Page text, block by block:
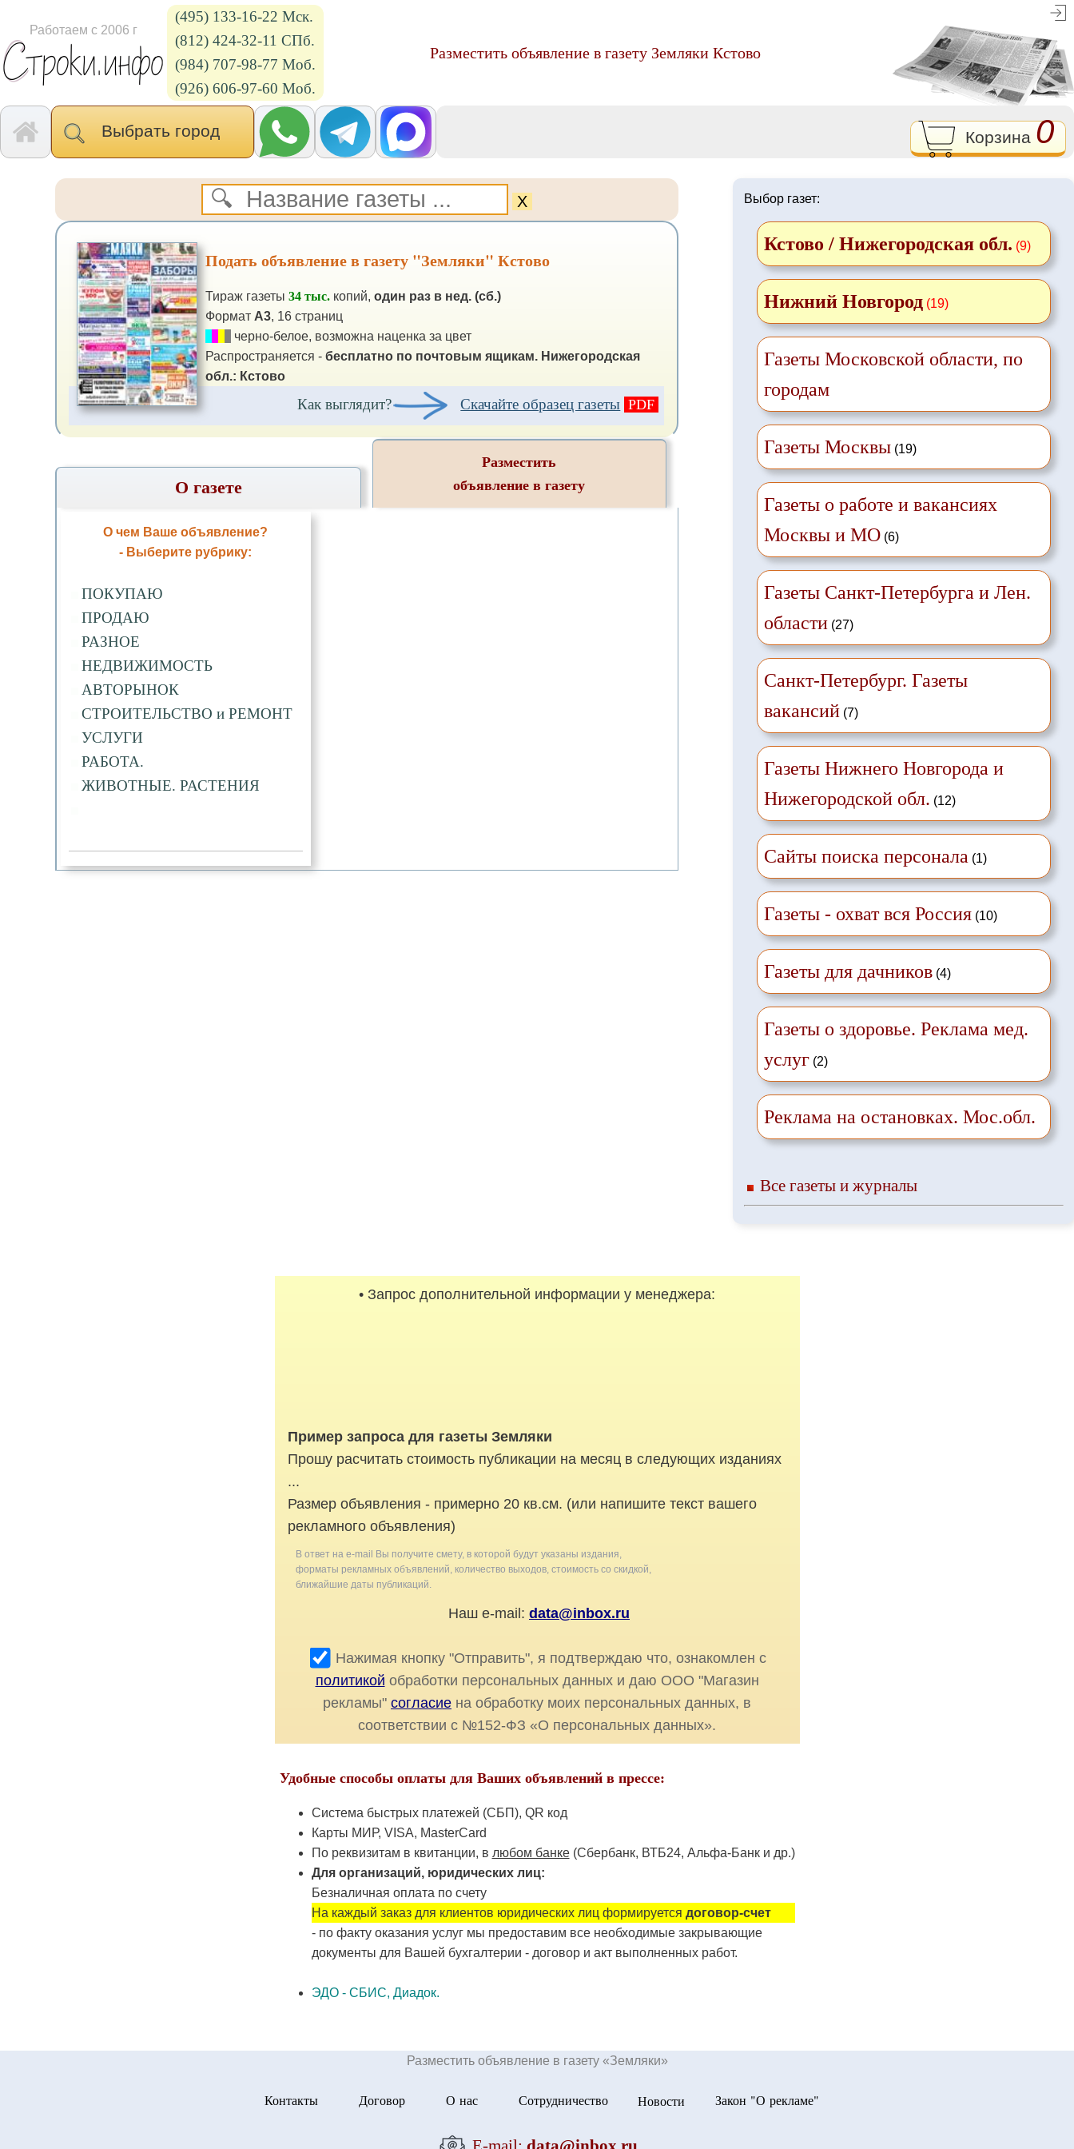
Работаем с 2006 г
(495) 133-16-22 Мск.
(812) 424-32-11 СПб.
(984) 707-98-77 Моб.
(926) 606-97-60 Моб.
Разместить объявление в газету Земляки Кстово
Выбрать город Корзина 0
Х
Подать объявление в газету "Земляки" Кстово
Тираж газеты34 тыс. копий,один раз в нед. (сб.)
Формат А3, 16 страниц
черно-белое, возможна наценка за цвет
Распространяется - бесплатно по почтовым ящикам. Нижегородская
обл.: Кстово
Как выглядит? Скачайте образец газеты PDF
Разместить
объявление в газету
О газете
О чем Ваше объявление?
- Выберите рубрику:
ПОКУПАЮ
ПРОДАЮ
РАЗНОЕ
НЕДВИЖИМОСТЬ
АВТОРЫНОК
СТРОИТЕЛЬСТВО и РЕМОНТ
УСЛУГИ
РАБОТА.
ЖИВОТНЫЕ. РАСТЕНИЯ
Выбор газет:
Кстово / Нижегородская обл. (9)
Нижний Новгород (19)
Газеты Московской области, по
городам
Газеты Москвы(19)
Газеты о работе и вакансиях
Москвы и МО(6)
Газеты Санкт-Петербурга и Лен.
области(27)
Санкт-Петербург. Газеты
вакансий(7)
Газеты Нижнего Новгорода и
Нижегородской обл. (12)
Сайты поиска персонала(1)
Газеты - охват вся Россия(10)
Газеты для дачников(4)
Газеты о здоровье. Реклама мед.
услуг(2)
Реклама на остановках. Мос.обл.
Все газеты и журналы
• Запрос дополнительной информации у менеджера:
Пример запроса для газеты Земляки
Прошу расчитать стоимость публикации на месяц в следующих изданиях
...
Размер объявления - примерно 20 кв.см. (или напишите текст вашего
рекламного объявления)
В ответ на e-mail Вы получите смету, в которой будут указаны издания,
форматы рекламных объявлений, количество выходов, стоимость со скидкой,
ближайшие даты публикаций.
Наш e-mail: data@inbox.ru
Нажимая кнопку "Отправить", я подтверждаю что, ознакомлен с
политикой обработки персональных данных и даю ООО "Магазин
рекламы" согласие на обработку моих персональных данных, в
соответствии с №152-ФЗ «О персональных данных».
Удобные способы оплаты для Ваших объявлений в прессе:
Система быстрых платежей (СБП), QR код
Карты МИР, VISA, MasterCard
По реквизитам в квитанции, в любом банке(Сбербанк, ВТБ24, Альфа-Банк и др.)
Для организаций, юридических лиц:
Безналичная оплата по счету
На каждый заказ для клиентов юридических лиц формируется договор-счет
- по факту оказания услуг мы предоставим все необходимые закрывающие
документы для Вашей бухгалтерии - договор и акт выполненных работ.
ЭДО - СБИС, Диадок.
Разместить объявление в газету «Земляки»
Контакты Договор О нас Сотрудничество Новости Закон "О рекламе"
Е-mail: data@inbox.ru